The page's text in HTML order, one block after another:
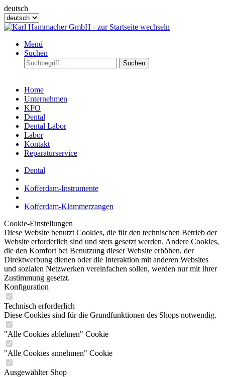
deutsch
Menü
Suchen
Suchen
Home
Unternehmen
KFO
Dental
Dental Labor
Labor
Kontakt
Reparaturservice
Dental
Kofferdam-Instrumente
Kofferdam-Klammerzangen
Cookie-Einstellungen
Diese Website benutzt Cookies, die für den technischen Betrieb der
Website erforderlich sind und stets gesetzt werden. Andere Cookies,
die den Komfort bei Benutzung dieser Website erhöhen, der
Direktwerbung dienen oder die Interaktion mit anderen Websites
und sozialen Netzwerken vereinfachen sollen, werden nur mit Ihrer
Zustimmung gesetzt.
Konfiguration
Technisch erforderlich
Diese Cookies sind für die Grundfunktionen des Shops notwendig.
"Alle Cookies ablehnen" Cookie
"Alle Cookies annehmen" Cookie
Ausgewählter Shop